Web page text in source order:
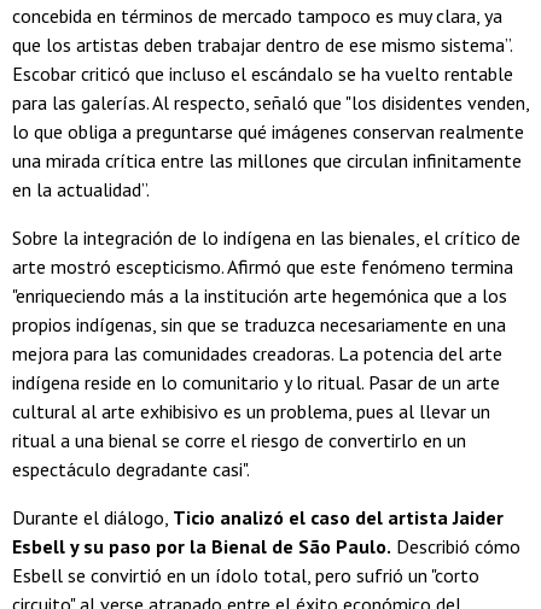
concebida en términos de mercado tampoco es muy clara, ya
que los artistas deben trabajar dentro de ese mismo sistema”.
Escobar criticó que incluso el escándalo se ha vuelto rentable
para las galerías. Al respecto, señaló que "los disidentes venden,
lo que obliga a preguntarse qué imágenes conservan realmente
una mirada crítica entre las millones que circulan infinitamente
en la actualidad”.
Sobre la integración de lo indígena en las bienales, el crítico de
arte mostró escepticismo. Afirmó que este fenómeno termina
"enriqueciendo más a la institución arte hegemónica que a los
propios indígenas, sin que se traduzca necesariamente en una
mejora para las comunidades creadoras. La potencia del arte
indígena reside en lo comunitario y lo ritual. Pasar de un arte
cultural al arte exhibisivo es un problema, pues al llevar un
ritual a una bienal se corre el riesgo de convertirlo en un
espectáculo degradante casi".
Durante el diálogo, Ticio analizó el caso del artista Jaider
Esbell y su paso por la Bienal de São Paulo. Describió cómo
Esbell se convirtió en un ídolo total, pero sufrió un "corto
circuito" al verse atrapado entre el éxito económico del